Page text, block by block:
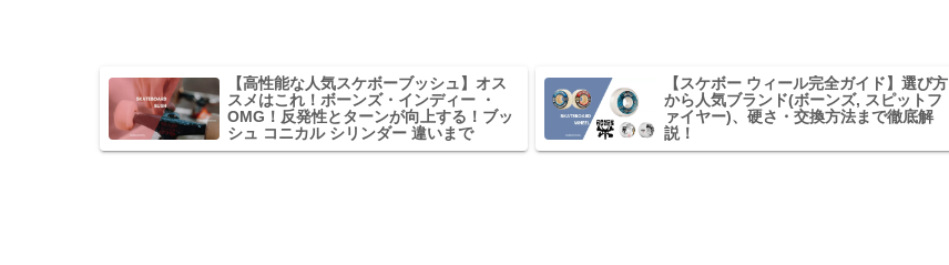
【高性能な人気スケボーブッシュ】オス
スメはこれ！ボーンズ・インディー ・
OMG！反発性とターンが向上する！ブッ
シュ コニカル シリンダー 違いまで
【スケボー ウィール完全ガイド】選び方
から人気ブランド(ボーンズ, スピットフ
ァイヤー)、硬さ・交換方法まで徹底解
説！